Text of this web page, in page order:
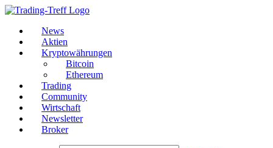
News
Aktien
Kryptowährungen
Bitcoin
Ethereum
Trading
Community
Wirtschaft
Newsletter
Broker